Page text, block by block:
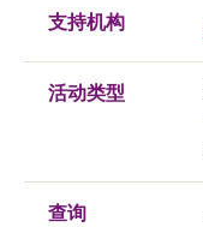
支持机构
活动类型
查询